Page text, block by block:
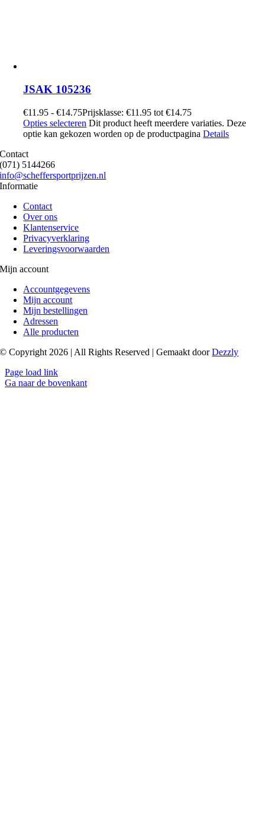
JSAK 105236
€11.95 - €14.75Prijsklasse: €11.95 tot €14.75
Opties selecteren Dit product heeft meerdere variaties. Deze
optie kan gekozen worden op de productpaginaDetails
Contact
(071) 5144266
info@scheffersportprijzen.nl
Informatie
Contact
Over ons
Klantenservice
Privacyverklaring
Leveringsvoorwaarden
Mijn account
Accountgegevens
Mijn account
Mijn bestellingen
Adressen
Alle producten
© Copyright 2026 | All Rights Reserved | Gemaakt doorDezzly
Page load link
Ga naar de bovenkant